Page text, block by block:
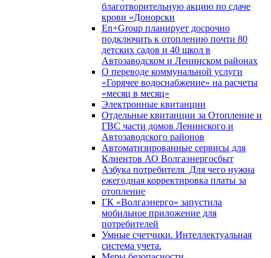
благотворительную акцию по сдаче
крови «Донорски
En+Group планирует досрочно
подключить к отоплению почти 80
детских садов и 40 школ в
Автозаводском и Ленинском районах
О переводе коммунальной услуги
«Горячее водоснабжение» на расчеты
«месяц в месяц»
Электронные квитанции
Отдельные квитанции за Отопление и
ГВС части домов Ленинского и
Автозаводского районов
Автоматизированные сервисы для
Клиентов АО Волгаэнергосбыт
Азбука потребителя_Для чего нужна
ежегодная корректировка платы за
отопление
ГК «Волгаэнерго» запустила
мобильное приложение для
потребителей
Умные счетчики. Интеллектуальная
система учета.